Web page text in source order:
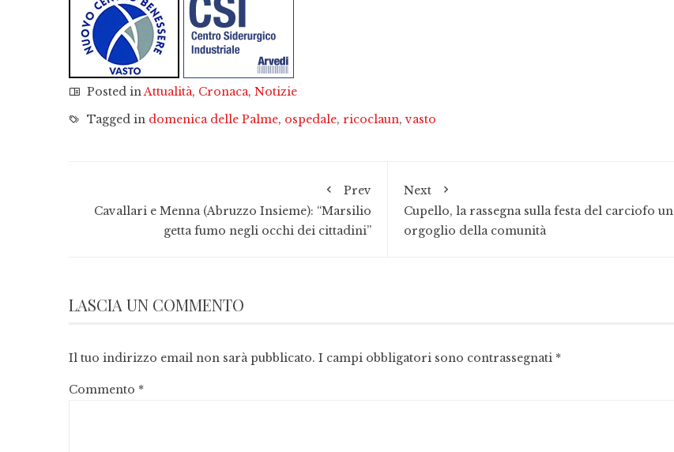
Posted inAttualità, Cronaca, Notizie
Tagged in domenica delle Palme, ospedale, ricoclaun,vasto
Prev
Cavallari e Menna (Abruzzo Insieme): “Marsilio
getta fumo negli occhi dei cittadini”
Next
Cupello, la rassegna sulla festa del carciofo un
orgoglio della comunità
LASCIA UN COMMENTO
Il tuo indirizzo email non sarà pubblicato. I campi obbligatori sono contrassegnati *
Commento *